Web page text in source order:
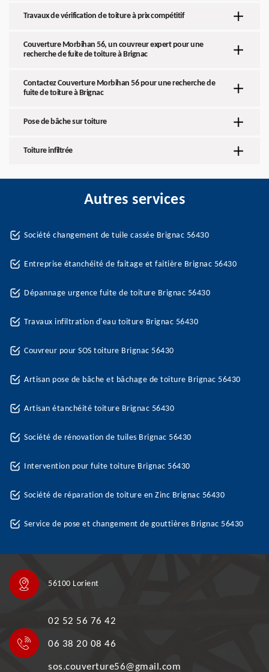
Travaux de vérification de toiture à prix compétitif
Couverture Morbihan 56, un couvreur expert pour une
recherche de fuite de toiture à Brignac
Contactez Couverture Morbihan 56 pour une recherche de
fuite de toiture à Brignac
Pose de bâche sur toiture
Toiture infiltrée
Autres services
Société changement de tuile cassée Brignac 56430
Entreprise étanchéité de faitage et faitière Brignac 56430
Dépannage urgence fuite de toiture Brignac 56430
Travaux infiltration d'eau toiture Brignac 56430
Couvreur pour SOS toiture Brignac 56430
Artisan pose de bâche et bâchage de toiture Brignac 56430
Artisan étanchéité toiture Brignac 56430
Société de rénovation de tuiles Brignac 56430
Intervention pour fuite toiture Brignac 56430
Société de réparation de toiture en Zinc Brignac 56430
Service de pose et changement de gouttières Brignac 56430
56100 Lorient
02 52 56 76 42
06 38 20 08 46
sos.couverture56@gmail.com